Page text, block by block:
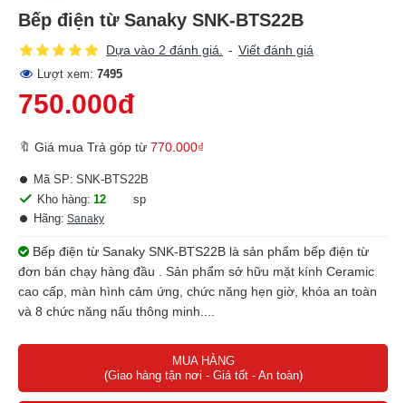
Bếp điện từ Sanaky SNK-BTS22B
Dựa vào 2 đánh giá. - Viết đánh giá
Lượt xem: 7495
750.000đ
🔖 Giá mua Trả góp từ 770.000₫
Kho hàng: 12
sp
Hãng: Sanaky
Mã SP: SNK-BTS22B
Bếp điện từ Sanaky SNK-BTS22B là sản phẩm bếp điện từ
đơn bán chạy hàng đầu . Sản phẩm sở hữu mặt kính Ceramic
cao cấp, màn hình cảm ứng, chức năng hẹn giờ, khóa an toàn
và 8 chức năng nấu thông minh....
MUA HÀNG
(Giao hàng tận nơi - Giá tốt - An toàn)